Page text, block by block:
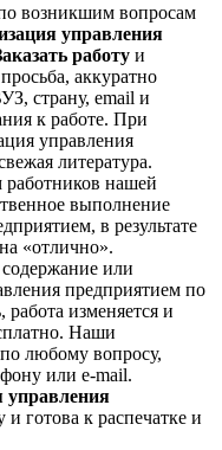
возникшим вопросам
управления
работу и
аккуратно
страну, email и
к работе. При
управления
литература.
нашей
выполнение
в результате
«отлично».
или
предприятием по
изменяется и
Наши
любому вопросу,
или e-mail.
управления
готова к распечатке и